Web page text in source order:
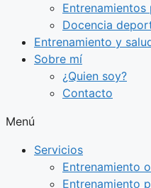
Entrenamientos
Docencia
Entrenamiento y
Sobre mí
¿Quien soy?
Contacto
Menú
Servicios
Entrenamiento
Entrenamiento